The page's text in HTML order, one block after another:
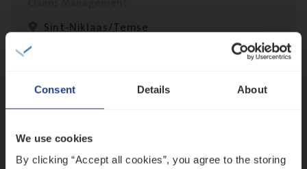
Consent Details About
We use cookies
By clicking “Accept all cookies”, you agree to the storing
Sint-Niklaas/Temse
(Agi­le)IT Pro­ject Manager
IT, Change & Innovation
Antwerpen